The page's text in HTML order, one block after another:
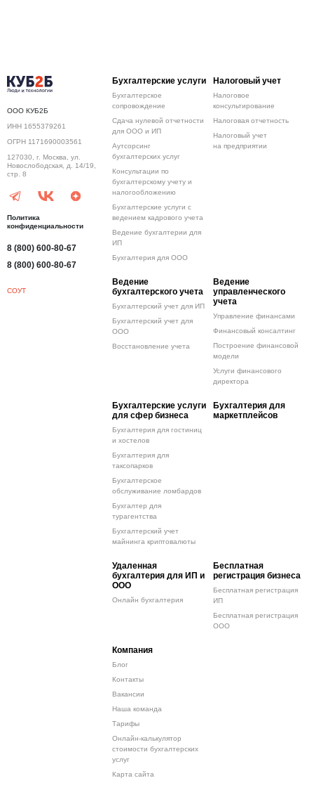
ООО КУБ2Б
ИНН 1655379261
ОГРН 1171690003561
127030, г. Москва, ул.
Новослободская, д. 14/19,
стр. 8
Политика
конфиденциальности
8 (800) 600-80-67
8 (800) 600-80-67
СОУТ
Бухгалтерские услуги
Бухгалтерское
сопровождение
Сдача нулевой отчетности
для ООО и ИП
Аутсорсинг
бухгалтерских услуг
Консультации по
бухгалтерскому учету и
налогообложению
Бухгалтерские услуги с
ведением кадрового учета
Ведение бухгалтерии для
ИП
Бухгалтерия для ООО
Налоговый учет
Налоговое
консультирование
Налоговая отчетность
Налоговый учет
на предприятии
Ведение
бухгалтерского учета
Бухгалтерский учет для ИП
Бухгалтерский учет для
ООО
Восстановление учета
Ведение
управленческого
учета
Управление финансами
Финансовый консалтинг
Построение финансовой
модели
Услуги финансового
директора
Бухгалтерские услуги
для сфер бизнеса
Бухгалтерия для гостиниц
и хостелов
Бухгалтерия для
таксопарков
Бухгалтерское
обслуживание ломбардов
Бухгалтер для
турагентства
Бухгалтерский учет
майнинга криптовалюты
Бухгалтерия для
маркетплейсов
Удаленная
бухгалтерия для ИП и
ООО
Онлайн бухгалтерия
Бесплатная
регистрация бизнеса
Бесплатная регистрация
ИП
Бесплатная регистрация
ООО
Компания
Блог
Контакты
Вакансии
Наша команда
Тарифы
Онлайн-калькулятор
стоимости бухгалтерских
услуг
Карта сайта